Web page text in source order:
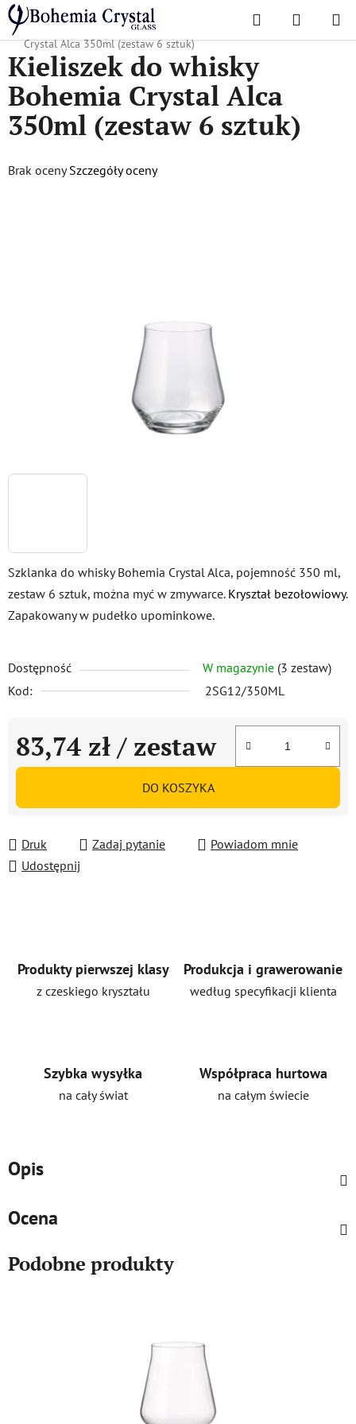
Przejść
do
treści
Szukaj KOSZYK
Home
/ Popularne kolekcje / Alka
Kieliszek do whisky Bohemia
Crystal Alca 350ml (zestaw 6 sztuk)
Szklanka do whisky Bohemia Crystal Alca, pojemność 350 ml,
zestaw 6 sztuk, można myć w zmywarce. Kryształ bezołowiowy.
Zapakowany w pudełko upominkowe.
Dostępność W magazynie (3 zestaw)
Kod:
2SG12/350ML
83,74 zł / zestaw
Cena jednostkowa:
DO KOSZYKA
Druk Zadaj pytanie
Powiadom mnie
Udostępnij
Kieliszek do whisky
Bohemia Crystal Alca
350ml (zestaw 6 sztuk)
Średnia
Brak oceny Szczegóły oceny
Produkty pierwszej klasy
z czeskiego kryształu
Produkcja i grawerowanie
według specyfikacji klienta
Szybka wysyłka
na cały świat
Współpraca hurtowa
na całym świecie
Opis
Ocena
Podobne produkty